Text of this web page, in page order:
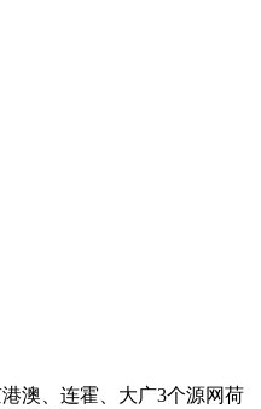
澳、连霍、大广3个源网荷